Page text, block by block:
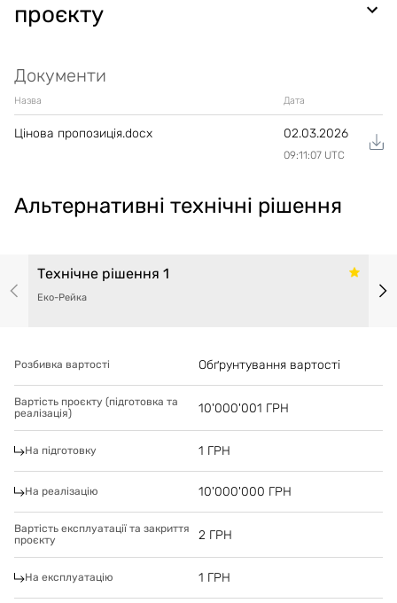
проєкту
Документи
Назва Дата
Цінова пропозиція.docx 02.03.2026
09:11:07 UTC
Альтернативні технічні рішення
Технічне рішення 1
Еко-Рейка
Розбивка вартості Обґрунтування вартості
Вартість проєкту (підготовка та
реалізація)
10'000'001 ГРН
На підготовку 1 ГРН
На реалізацію 10'000'000 ГРН
Вартість експлуатації та закриття
проєкту
2 ГРН
На експлуатацію 1 ГРН